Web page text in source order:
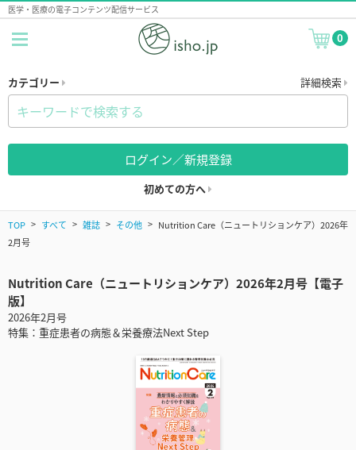
医学・医療の電子コンテンツ配信サービス
0
カテゴリー 詳細検索
ログイン／新規登録
初めての方へ
TOP すべて 雑誌 その他
Nutrition Care（ニュートリションケア）2026年
2月号
Nutrition Care（ニュートリションケア）2026年2月号【電子
版】
2026年2月号
特集：重症患者の病態＆栄養療法Next Step